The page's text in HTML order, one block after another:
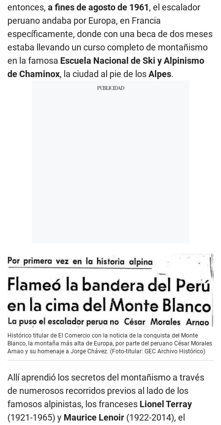
entonces, a fines de agosto de 1961, el escalador
peruano andaba por Europa, en Francia
específicamente, donde con una beca de dos meses
estaba llevando un curso completo de montañismo
en la famosa Escuela Nacional de Ski y Alpinismo
de Chaminox, la ciudad al pie de losAlpes.
Histórico titular de El Comercio con la noticia de la conquista del Monte
Blanco, la montaña más alta de Europa, por parte del peruano César Morales
Arnao y su homenaje a Jorge Chávez. (Foto-titular: GEC Archivo Histórico)
Allí aprendió los secretos del montañismo a través
de numerosos recorridos previos al lado de los
famosos alpinistas, los franceses Lionel Terray
(1921-1965) y Maurice Lenoir (1922-2014), el